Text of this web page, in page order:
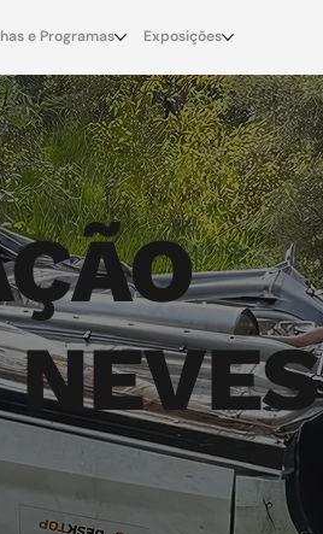
e Programas Exposições